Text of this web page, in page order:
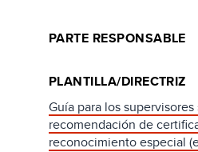
PARTE RESPONSABLE
PLANTILLA/DIRECTRIZ
Guía para los
recomendación de
reconocimiento especial